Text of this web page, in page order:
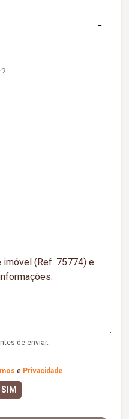
de enviar.
e Privacidade